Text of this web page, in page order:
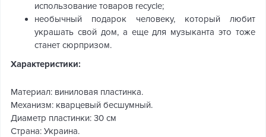
использование товаров recycle;
необычный подарок человеку, который любит
украшать свой дом, а еще для музыканта это тоже
станет сюрпризом.
Характеристики:
Материал: виниловая пластинка.
Механизм: кварцевый бесшумный.
Диаметр пластинки: 30 см
Страна: Украина.